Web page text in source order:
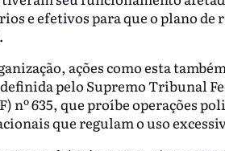
e efetivos para que o plano
ações como esta
pelo Supremo Tribunal
nº 635, que proíbe operações
que regulam o uso